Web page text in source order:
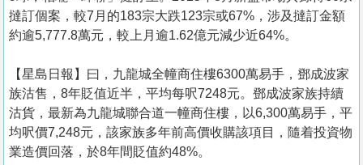
撻訂個案，較7月的183宗大跌123宗或67%，涉及撻訂金額
約逾5,777.8萬元，較上月逾1.62億元減少近64%。
【星島日報】曰，九龍城全幢商住樓6300萬易手，鄧成波家
族沽售，8年貶值近半，平均每呎7248元。鄧成波家族持續
沽貨，最新為九龍城聯合道一幢商住樓，以6,300萬易手，平
均呎價7,248元，該家族多年前高價收購該項目，隨着投資物
業造價回落，於8年間貶值約48%。